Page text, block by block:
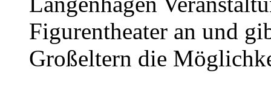
Figurentheater an und
Großeltern die